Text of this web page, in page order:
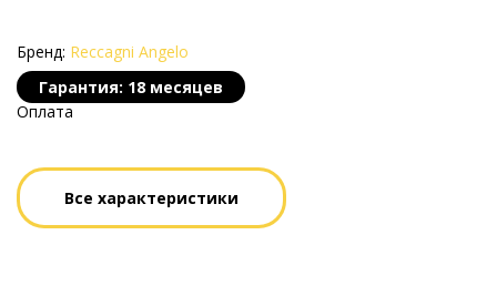
Бренд: Reccagni Angelo
Гарантия: 18 месяцев
Оплата
Все характеристики